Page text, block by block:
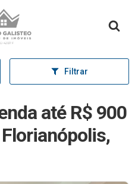
inicial
Filtrar
até R$ 900